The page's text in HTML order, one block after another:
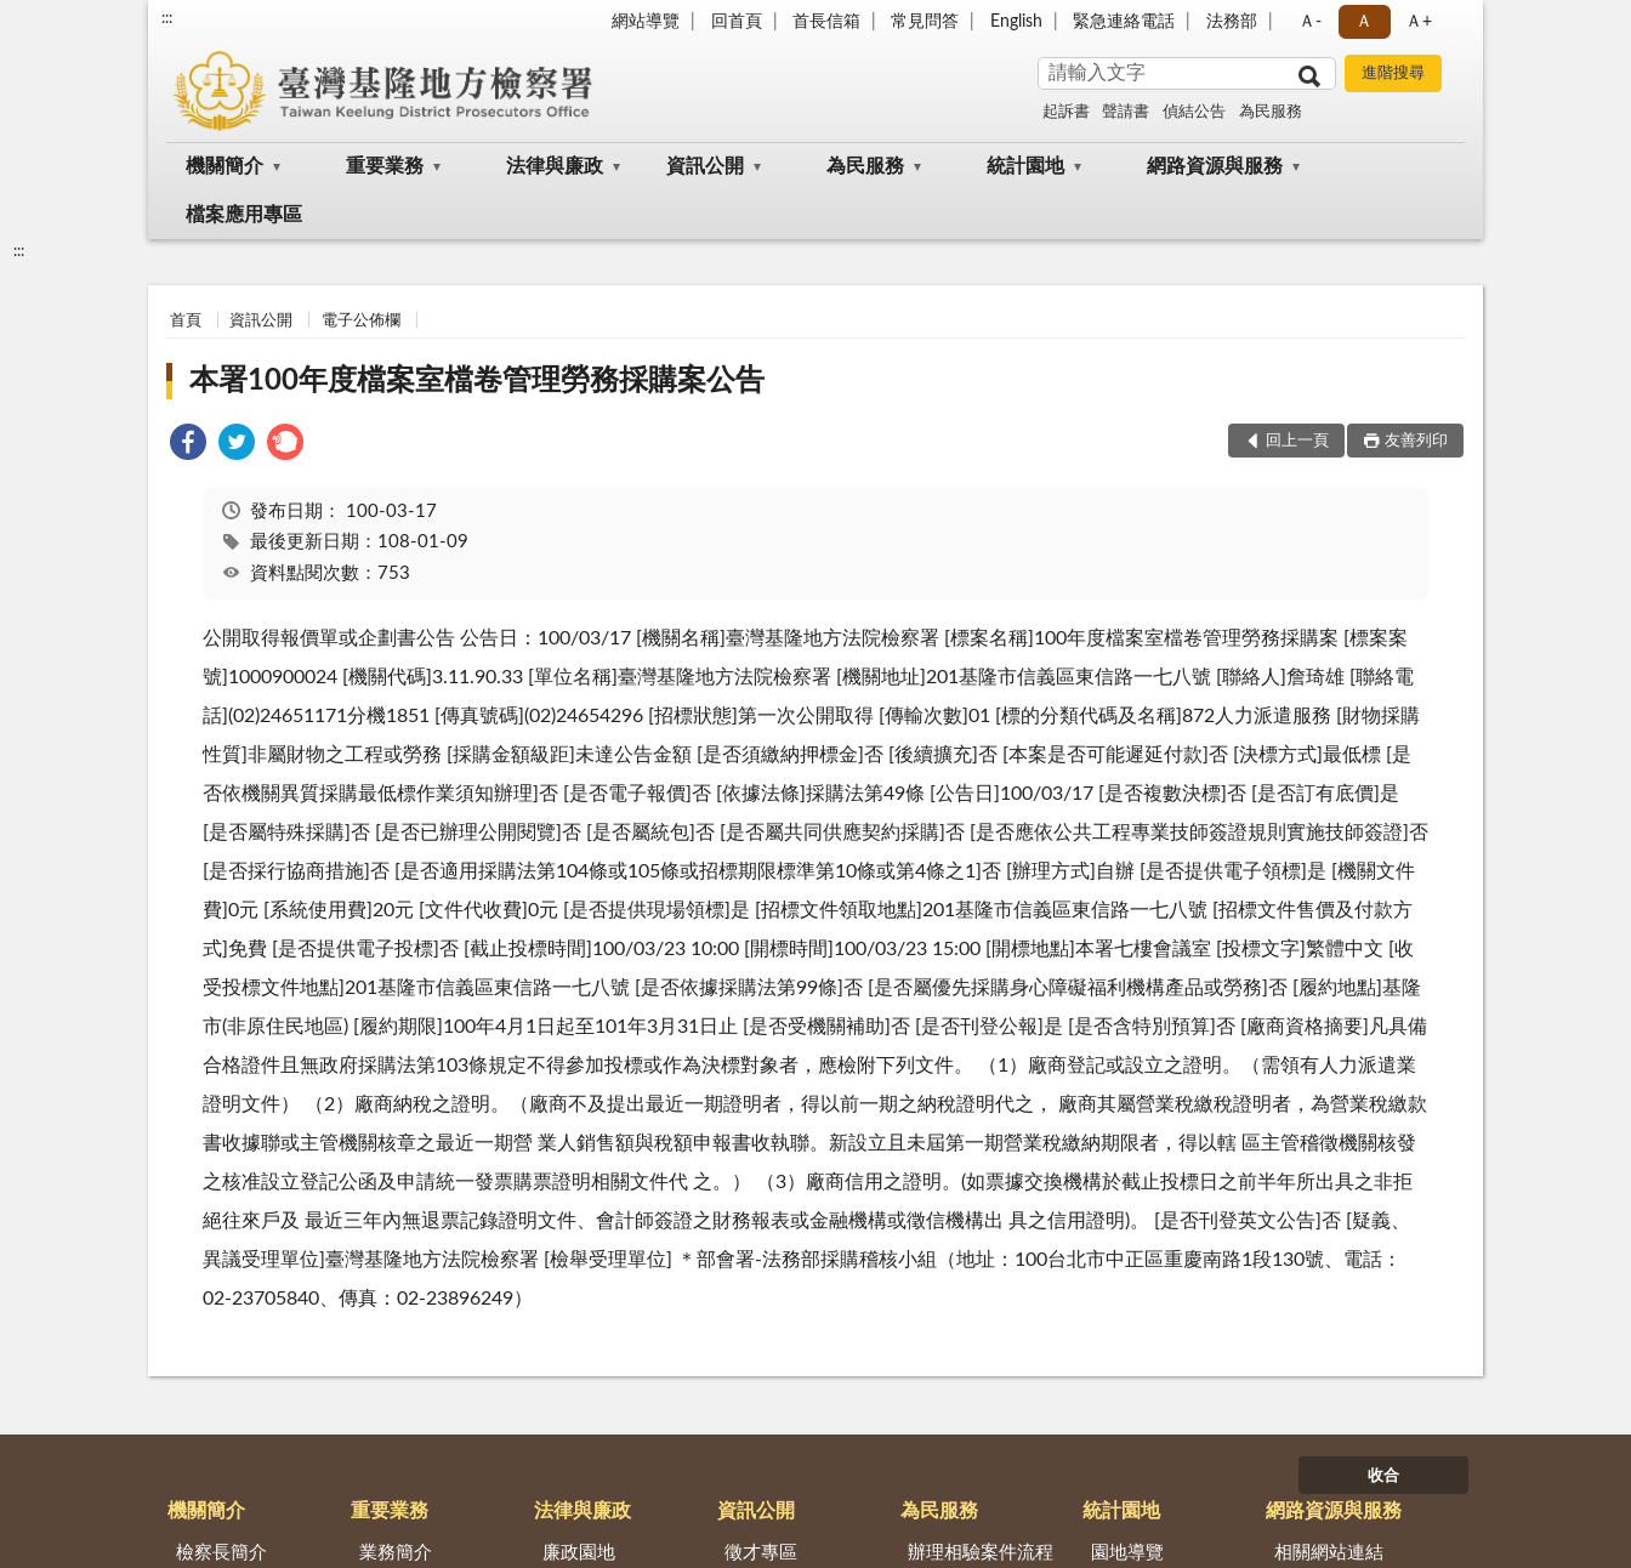
::: 網站導覽 回首頁 首長信箱 常見問答 English 緊急連絡電話 法務部 Ａ- Ａ Ａ+
起訴書 聲請書 偵結公告 為民服務
機關簡介 重要業務 法律與廉政 資訊公開 為民服務 統計園地 網路資源與服務
檔案應用專區
:::
首頁 資訊公開 電子公佈欄
本署100年度檔案室檔卷管理勞務採購案公告
回上一頁 友善列印
發布日期： 100-03-17
最後更新日期：108-01-09
資料點閱次數：753
公開取得報價單或企劃書公告 公告日：100/03/17 [機關名稱]臺灣基隆地方法院檢察署 [標案名稱]100年度檔案室檔卷管理勞務採購案 [標案案
號]1000900024 [機關代碼]3.11.90.33 [單位名稱]臺灣基隆地方法院檢察署 [機關地址]201基隆市信義區東信路一七八號 [聯絡人]詹琦雄 [聯絡電
話](02)24651171分機1851 [傳真號碼](02)24654296 [招標狀態]第一次公開取得 [傳輸次數]01 [標的分類代碼及名稱]872人力派遣服務 [財物採購
性質]非屬財物之工程或勞務 [採購金額級距]未達公告金額 [是否須繳納押標金]否 [後續擴充]否 [本案是否可能遲延付款]否 [決標方式]最低標 [是
否依機關異質採購最低標作業須知辦理]否 [是否電子報價]否 [依據法條]採購法第49條 [公告日]100/03/17 [是否複數決標]否 [是否訂有底價]是
[是否屬特殊採購]否 [是否已辦理公開閱覽]否 [是否屬統包]否 [是否屬共同供應契約採購]否 [是否應依公共工程專業技師簽證規則實施技師簽證]否
[是否採行協商措施]否 [是否適用採購法第104條或105條或招標期限標準第10條或第4條之1]否 [辦理方式]自辦 [是否提供電子領標]是 [機關文件
費]0元 [系統使用費]20元 [文件代收費]0元 [是否提供現場領標]是 [招標文件領取地點]201基隆市信義區東信路一七八號 [招標文件售價及付款方
式]免費 [是否提供電子投標]否 [截止投標時間]100/03/23 10:00 [開標時間]100/03/23 15:00 [開標地點]本署七樓會議室 [投標文字]繁體中文 [收
受投標文件地點]201基隆市信義區東信路一七八號 [是否依據採購法第99條]否 [是否屬優先採購身心障礙福利機構產品或勞務]否 [履約地點]基隆
市(非原住民地區) [履約期限]100年4月1日起至101年3月31日止 [是否受機關補助]否 [是否刊登公報]是 [是否含特別預算]否 [廠商資格摘要]凡具備
合格證件且無政府採購法第103條規定不得參加投標或作為決標對象者，應檢附下列文件。 （1）廠商登記或設立之證明。（需領有人力派遣業
證明文件） （2）廠商納稅之證明。（廠商不及提出最近一期證明者，得以前一期之納稅證明代之， 廠商其屬營業稅繳稅證明者，為營業稅繳款
書收據聯或主管機關核章之最近一期營 業人銷售額與稅額申報書收執聯。新設立且未屆第一期營業稅繳納期限者，得以轄 區主管稽徵機關核發
之核准設立登記公函及申請統一發票購票證明相關文件代 之。） （3）廠商信用之證明。(如票據交換機構於截止投標日之前半年所出具之非拒
絕往來戶及 最近三年內無退票記錄證明文件、會計師簽證之財務報表或金融機構或徵信機構出 具之信用證明)。 [是否刊登英文公告]否 [疑義、
異議受理單位]臺灣基隆地方法院檢察署 [檢舉受理單位] ＊部會署-法務部採購稽核小組（地址：100台北市中正區重慶南路1段130號、電話：
02-23705840、傳真：02-23896249）
收合
機關簡介
檢察長簡介
重要業務
業務簡介
法律與廉政
廉政園地
資訊公開
徵才專區
為民服務
辦理相驗案件流程
統計園地
園地導覽
網路資源與服務
相關網站連結